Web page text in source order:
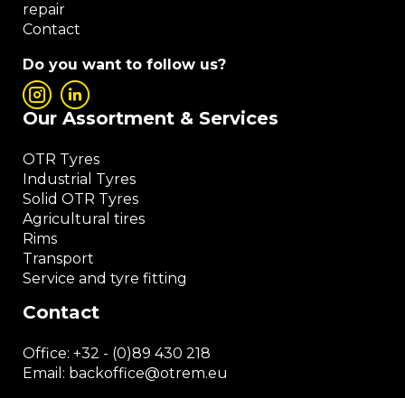
Contact
Office: +32 - (0)89 430 218
Email: backoffice@otrem.eu
Our Assortment & Services
OTR Tyres
Industrial Tyres
Solid OTR Tyres
Agricultural tires
Rims
Transport
Service and tyre fitting
repair
Contact
Do you want to follow us?